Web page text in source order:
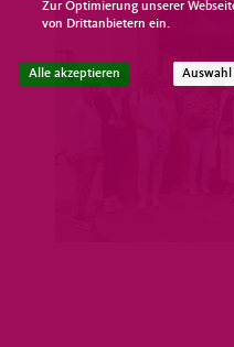
Zur Optimierung unserer
von Drittanbietern ein.
Alle akzeptieren Auswahl